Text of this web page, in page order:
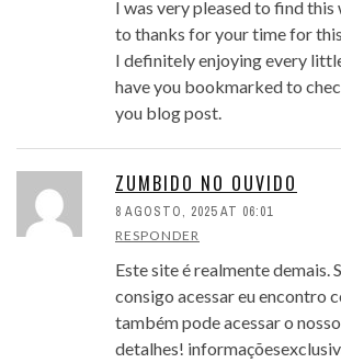
I was very pleased to find
to thanks for your time for
I definitely enjoying every
have you bookmarked to
you blog post.
ZUMBIDO NO OUVIDO
8 AGOSTO, 2025 AT 06:01
RESPONDER
Este site é realmente demais.
consigo acessar eu encontro
também pode acessar o
detalhes!